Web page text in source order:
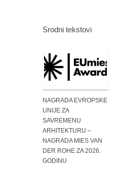
Srodni tekstovi
NAGRADA EVROPSKE
UNIJE ZA
SAVREMENU
ARHITEKTURU –
NAGRADA MIES VAN
DER ROHE ZA 2026.
GODINU